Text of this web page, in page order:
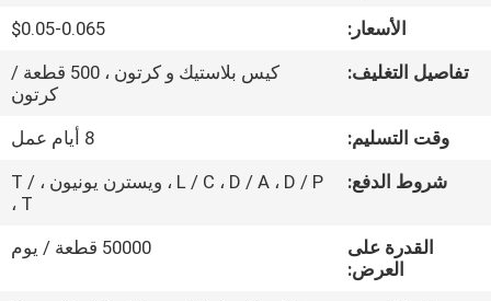
المصنع
مراقبة
الجودة
اتصل
الأسعار:
$0.05-0.065
تفاصيل التغليف:
كيس بلاستيك و كرتون ، 500 قطعة /
كرتون
وقت التسليم:
8 أيام عمل
شروط الدفع:
L / C ، D / A ، D / P ، ويسترن يونيون ، T /
T ،
القدرة على
العرض:
50000 قطعة / يوم